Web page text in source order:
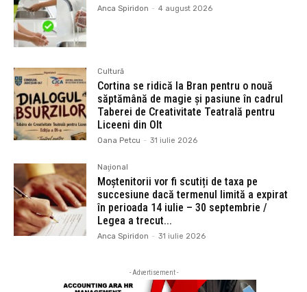
Anca Spiridon - 4 august 2026
Cultură
Cortina se ridică la Bran pentru o nouă
săptămână de magie și pasiune în cadrul
Taberei de Creativitate Teatrală pentru
Liceeni din Olt
Oana Petcu - 31 iulie 2026
Naţional
Moștenitorii vor fi scutiți de taxa pe
succesiune dacă termenul limită a expirat
în perioada 14 iulie – 30 septembrie /
Legea a trecut...
Anca Spiridon - 31 iulie 2026
- Advertisement -